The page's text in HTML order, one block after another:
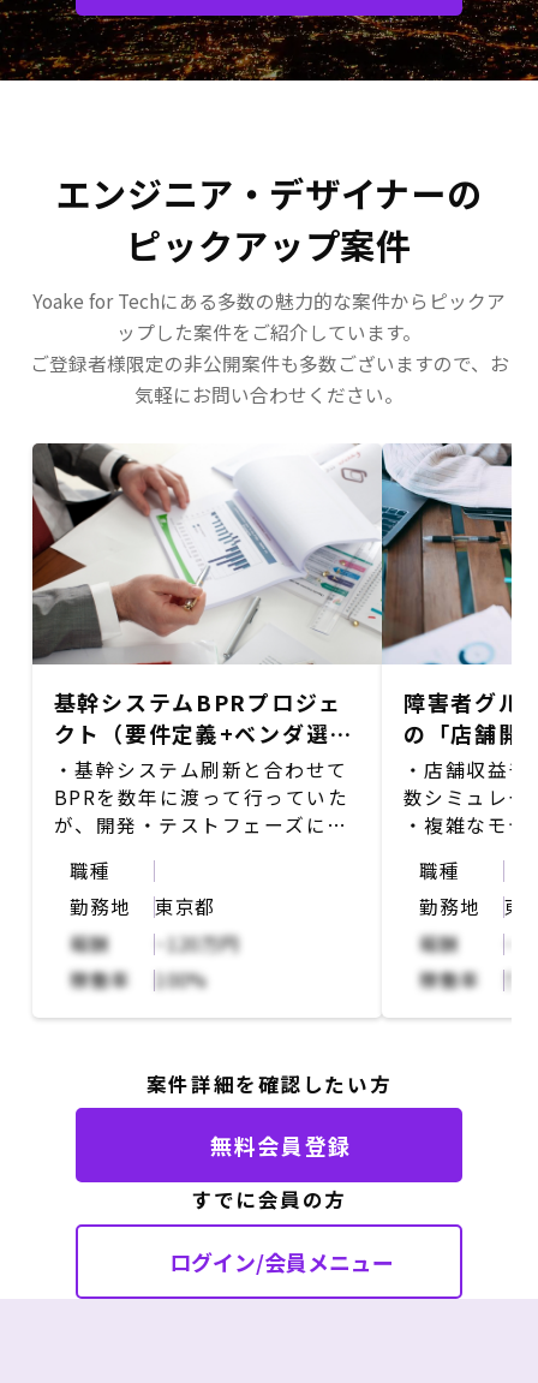
エンジニア・デザイナーの
ピックアップ案件
Yoake for Techにある多数の魅力的な案件からピックア
ップした案件をご紹介しています。
ご登録者様限定の非公開案件も多数ございますので、お
気軽にお問い合わせください。
基幹システムBPRプロジェ
クト（要件定義+ベンダ選定
フェーズ）：PMサポート
・基幹システム刷新と合わせて
BPRを数年に渡って行っていた
が、開発・テストフェーズにて
として再始動している
・PJTではリプラン計画を策定
し、現在、「再要件定義」を行
っている
・業務領域ごとに（販促/販売/
調達/債権等）、現行分析及び業
・パッケージ適合性判断・スコ
ープ決め等も必要で、業務領域
外でも、マスターやデータモデ
リング、非機能要件の整理とい
った情報を集約・RFP化し、SI
ベンダーを選定する
GRANDIT（グランディット）を
活用する想定
職種
勤務地
東京都
報酬
~120万円
稼働率
100%
障害者グル
の「店舗開
・店舗収益
数シミュレー
・複雑なモ
が有って、
益上がって
組む
職種
勤務地
東
報酬
稼働率
案件詳細を確認したい方
無料会員登録
すでに会員の方
ログイン/会員メニュー